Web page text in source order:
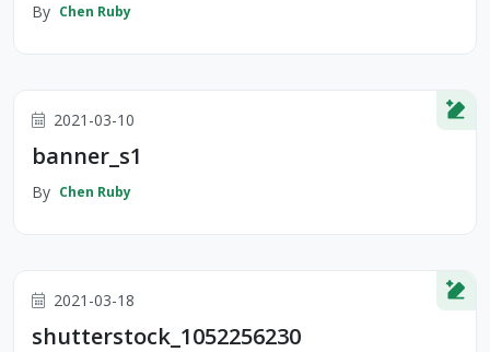
By Chen Ruby
2021-03-10
banner_s1
By Chen Ruby
2021-03-18
shutterstock_1052256230